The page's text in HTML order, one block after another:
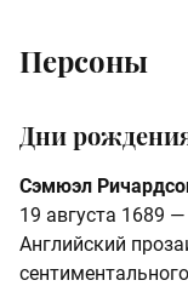
Персоны
Дни
Сэмюэл
19 августа 1689
Английский